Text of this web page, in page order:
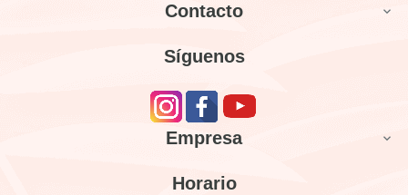
Contacto 
Síguenos
Empresa 
Horario